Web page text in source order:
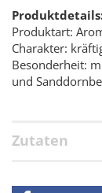
Produktart:
Charakter:
Besonderheit:
und
Zutaten